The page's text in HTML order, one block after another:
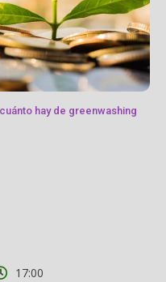
hay de greenwashing
17:00